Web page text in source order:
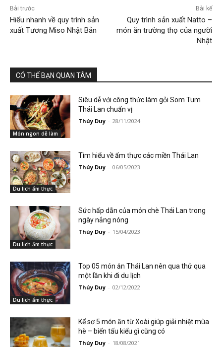
Bài trước
Hiểu nhanh về quy trình sản
xuất Tương Miso Nhật Bản
Bài kế
Quy trình sản xuất Natto –
món ăn trường thọ của người
Nhật
CÓ THỂ BẠN QUAN TÂM
Món ngon dễ làm
Siêu dễ với công thức làm gỏi Som Tum
Thái Lan chuẩn vị
Thúy Duy - 28/11/2024
Du lịch ẩm thực
Tìm hiểu về ẩm thực các miền Thái Lan
Thúy Duy - 06/05/2023
Du lịch ẩm thực
Sức hấp dẫn của món chè Thái Lan trong
ngày nắng nóng
Thúy Duy - 15/04/2023
Du lịch ẩm thực
Top 05 món ăn Thái Lan nên qua thử qua
một lần khi đi du lịch
Thúy Duy - 02/12/2022
Kể sơ 5 món ăn từ Xoài giúp giải nhiệt mùa
hè – biến tấu kiểu gì cũng có
Thúy Duy - 18/08/2021